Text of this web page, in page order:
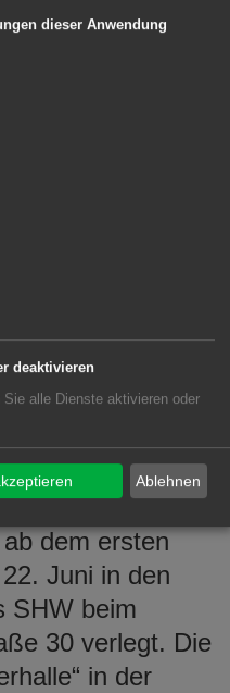
zu entfernen
Parkplätze nur
beim
beim
zur
Festtage
Festtage
„Stefanuskirche“
dem ersten
Juni in den
SHW beim
30 verlegt. Die
in der
dieser Anwendung
deaktivieren
alle Dienste aktivieren oder
Ablehnen